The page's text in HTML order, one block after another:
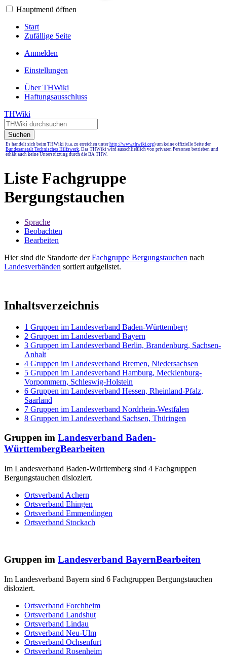
Hauptmenü öffnen
Start
Zufällige Seite
Anmelden
Einstellungen
Über THWiki
Haftungsausschluss
THWiki
Suchen
Es handelt sich beim THWiki (u.a. zu erreichen unter http://www.thwiki.org) um keine offizielle Seite der
Bundesanstalt Technisches Hilfswerk. Das THWiki wird ausschließlich von privaten Personen betrieben und
erhält auch keine Unterstützung durch die BA THW.
Liste Fachgruppe
Bergungstauchen
Sprache
Beobachten
Bearbeiten
Hier sind die Standorte derFachgruppe Bergungstauchen nach
Landesverbänden sortiert aufgelistet.
Inhaltsverzeichnis
1 Gruppen im Landesverband Baden-Württemberg
2 Gruppen im Landesverband Bayern
3 Gruppen im Landesverband Berlin, Brandenburg, Sachsen-
Anhalt
4 Gruppen im Landesverband Bremen, Niedersachsen
5 Gruppen im Landesverband Hamburg, Mecklenburg-
Vorpommern, Schleswig-Holstein
6 Gruppen im Landesverband Hessen, Rheinland-Pfalz,
Saarland
7 Gruppen im Landesverband Nordrhein-Westfalen
8 Gruppen im Landesverband Sachsen, Thüringen
Gruppen im Landesverband Baden-
WürttembergBearbeiten
Im Landesverband Baden-Württemberg sind 4 Fachgruppen
Bergungstauchen disloziert.
Ortsverband Achern
Ortsverband Ehingen
Ortsverband Emmendingen
Ortsverband Stockach
Gruppen im Landesverband BayernBearbeiten
Im Landesverband Bayern sind 6 Fachgruppen Bergungstauchen
disloziert.
Ortsverband Forchheim
Ortsverband Landshut
Ortsverband Lindau
Ortsverband Neu-Ulm
Ortsverband Ochsenfurt
Ortsverband Rosenheim